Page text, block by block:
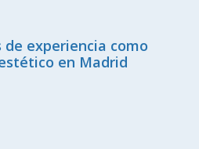
de experiencia como
en Madrid